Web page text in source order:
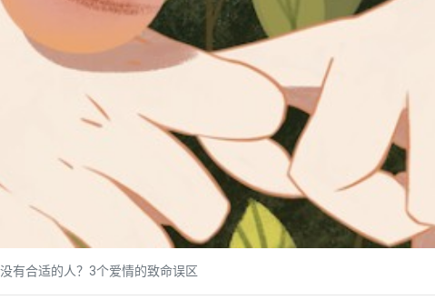
有合适的人？3个爱情的致命误区